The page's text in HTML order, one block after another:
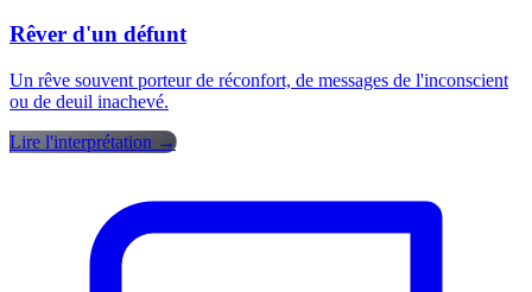
Rêver d'un défunt
Un rêve souvent porteur de réconfort, de messages de l'inconscient
ou de deuil inachevé.
Lire l'interprétation →